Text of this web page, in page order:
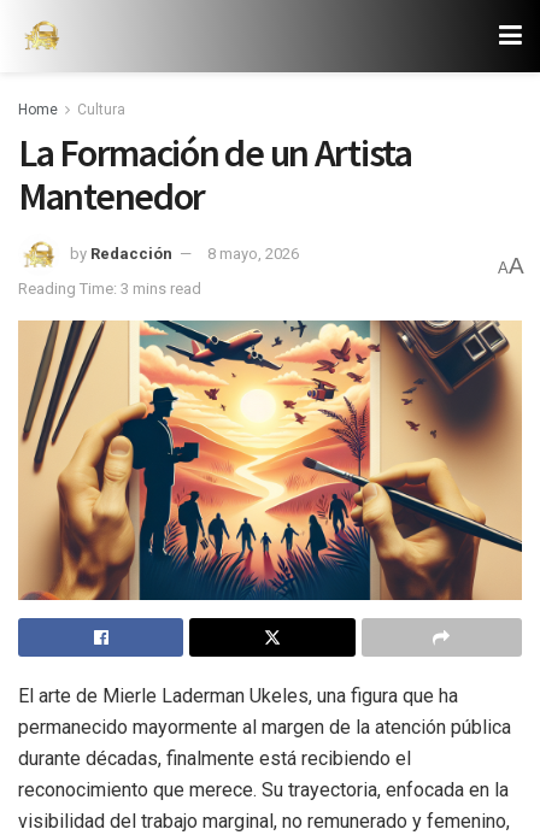
Home Cultura
La Formación de un Artista
Mantenedor
by Redacción
8 mayo, 2026
Reading Time: 3 mins read
AA
El arte de Mierle Laderman Ukeles, una figura que ha
permanecido mayormente al margen de la atención pública
durante décadas, finalmente está recibiendo el
reconocimiento que merece. Su trayectoria, enfocada en la
visibilidad del trabajo marginal, no remunerado y femenino,